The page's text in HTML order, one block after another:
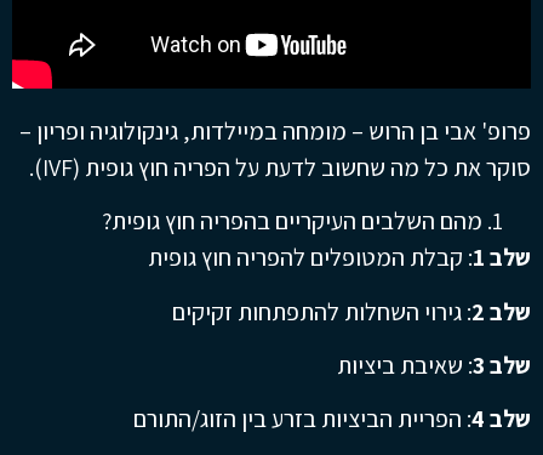
פרופ' אבי בן הרוש – מומחה במיילדות, גינקולוגיה ופריון –
סוקר את כל מה שחשוב לדעת על הפריה חוץ גופית (IVF).
מהם השלבים העיקריים בהפריה חוץ גופית?
שלב 1 : קבלת המטופלים להפריה חוץ גופית
שלב 2
: גירוי השחלות להתפתחות זקיקים
שלב 3 : שאיבת ביציות
שלב 4
: הפריית הביציות בזרע בין הזוג/התורם